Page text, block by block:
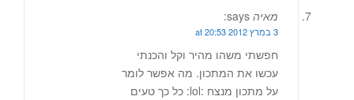
מאיה says:
3 במרץ 2012 at 20:53
חפשתי משהו מהיר וקל והכנתי
עכשו את המתכון. מה אפשר לומר
על מתכון מנצח :lol: כל כך טעים